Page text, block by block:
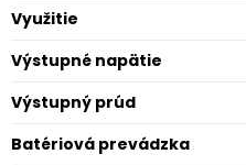
Využitie
Výstupné napätie
Výstupný prúd
Batériová prevádzka